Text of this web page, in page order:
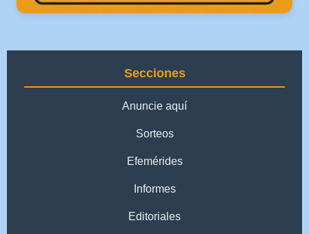
Secciones
Anuncie aquí
Sorteos
Efemérides
Informes
Editoriales